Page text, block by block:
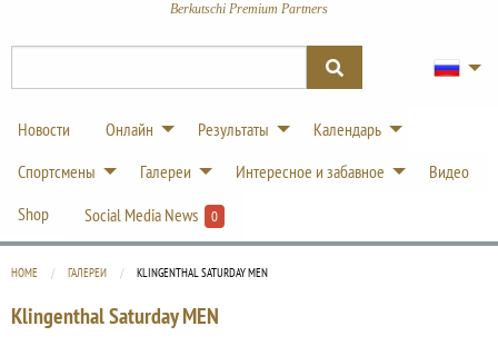
Berkutschi Premium Partners
Новости Онлайн Результаты
Календарь
Спортсмены
Галереи Интересное и забавное
Видео
Shop
Social Media News 0
HOME ГАЛЕРЕИ CURRENT:
KLINGENTHAL SATURDAY MEN
Klingenthal Saturday MEN